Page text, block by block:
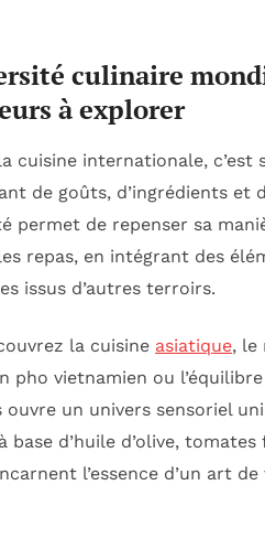
culinaire
à explorer
cuisine internationale, c’est
de goûts, d’ingrédients et
permet de repenser sa
repas, en intégrant des
issus d’autres terroirs.
la cuisine asiatique, le
pho vietnamien ou
ouvre un univers sensoriel
d’huile d’olive, tomates
l’essence d’un art de